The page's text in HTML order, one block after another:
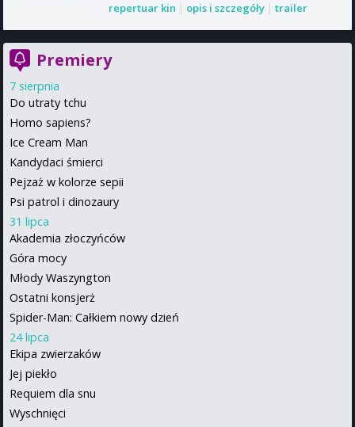
repertuar kin | opis i szczegóły | trailer
Premiery
7 sierpnia
Do utraty tchu
Homo sapiens?
Ice Cream Man
Kandydaci śmierci
Pejzaż w kolorze sepii
Psi patrol i dinozaury
31 lipca
Akademia złoczyńców
Góra mocy
Młody Waszyngton
Ostatni konsjerż
Spider-Man: Całkiem nowy dzień
24 lipca
Ekipa zwierzaków
Jej piekło
Requiem dla snu
Wyschnięci